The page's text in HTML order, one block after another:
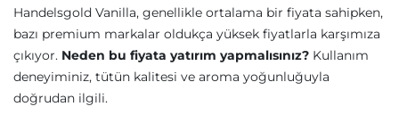
Handelsgold Vanilla, genellikle ortalama bir fiyata sahipken,
bazı premium markalar oldukça yüksek fiyatlarla karşımıza
çıkıyor. Neden bu fiyata yatırım yapmalısınız? Kullanım
deneyiminiz, tütün kalitesi ve aroma yoğunluğuyla
doğrudan ilgili.